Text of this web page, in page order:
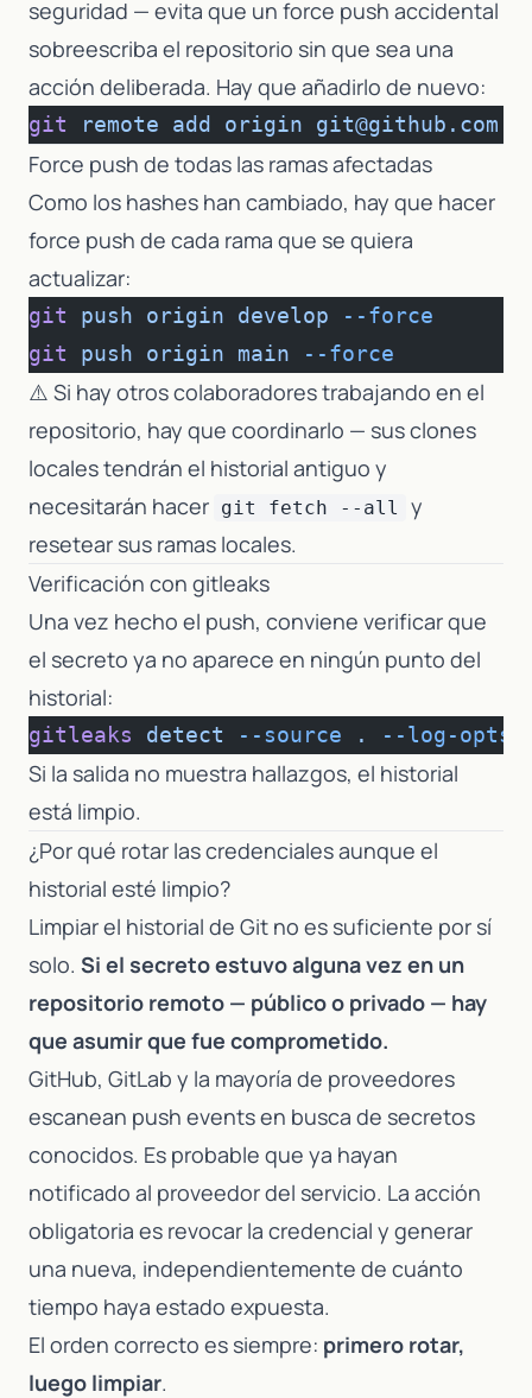
seguridad — evita que un force push accidental
sobreescriba el repositorio sin que sea una
acción deliberada. Hay que añadirlo de nuevo:
git remote add origin
Force push de todas las ramas afectadas
Como los hashes han cambiado, hay que hacer
force push de cada rama que se quiera
actualizar:
git push origin develop --force
git push origin main --force
⚠️ Si hay otros colaboradores trabajando en el
repositorio, hay que coordinarlo — sus clones
locales tendrán el historial antiguo y
necesitarán hacer git fetch --all
y
resetear sus ramas locales.
Verificación con gitleaks
Una vez hecho el push, conviene verificar que
el secreto ya no aparece en ningún punto del
historial:
gitleaks detect --source . --log-opts=
Si la salida no muestra hallazgos, el historial
está limpio.
¿Por qué rotar las credenciales aunque el
historial esté limpio?
Limpiar el historial de Git no es suficiente por sí
solo. Si el secreto estuvo alguna vez en un
repositorio remoto — público o privado — hay
que asumir que fue comprometido.
GitHub, GitLab y la mayoría de proveedores
escanean push events en busca de secretos
conocidos. Es probable que ya hayan
notificado al proveedor del servicio. La acción
obligatoria es revocar la credencial y generar
una nueva, independientemente de cuánto
tiempo haya estado expuesta.
El orden correcto es siempre: primero rotar,
luego limpiar.